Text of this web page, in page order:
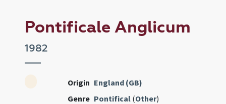
Pontificale Anglicum
1982
Origin England (GB)
Genre Pontifical (Other)